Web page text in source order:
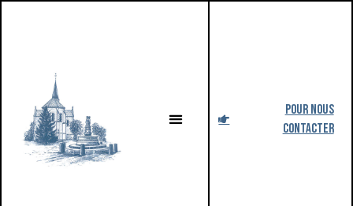
Pour nous
contacter